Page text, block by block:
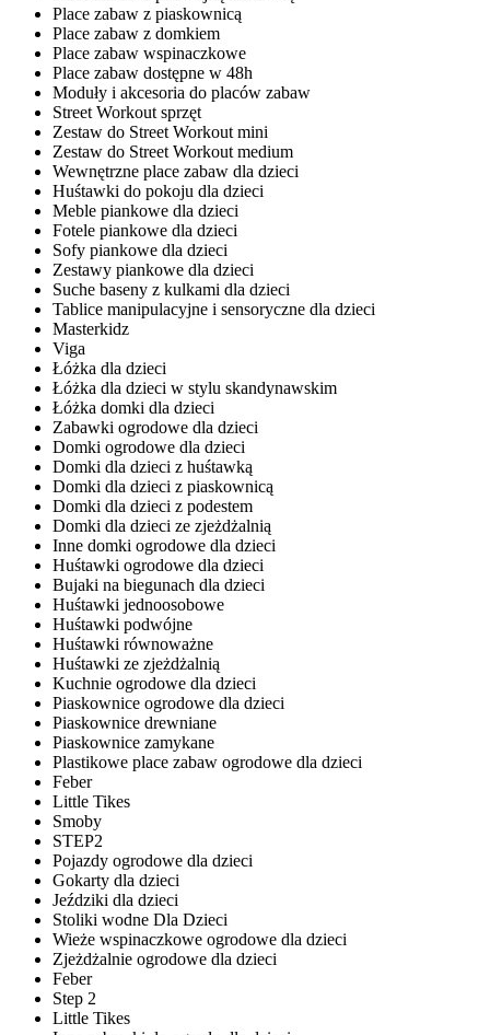
Place zabaw z piaskownicą
Place zabaw z domkiem
Place zabaw wspinaczkowe
Place zabaw dostępne w 48h
Moduły i akcesoria do placów zabaw
Street Workout sprzęt
Zestaw do Street Workout mini
Zestaw do Street Workout medium
Wewnętrzne place zabaw dla dzieci
Huśtawki do pokoju dla dzieci
Meble piankowe dla dzieci
Fotele piankowe dla dzieci
Sofy piankowe dla dzieci
Zestawy piankowe dla dzieci
Suche baseny z kulkami dla dzieci
Tablice manipulacyjne i sensoryczne dla dzieci
Masterkidz
Viga
Łóżka dla dzieci
Łóżka dla dzieci w stylu skandynawskim
Łóżka domki dla dzieci
Zabawki ogrodowe dla dzieci
Domki ogrodowe dla dzieci
Domki dla dzieci z huśtawką
Domki dla dzieci z piaskownicą
Domki dla dzieci z podestem
Domki dla dzieci ze zjeżdżalnią
Inne domki ogrodowe dla dzieci
Huśtawki ogrodowe dla dzieci
Bujaki na biegunach dla dzieci
Huśtawki jednoosobowe
Huśtawki podwójne
Huśtawki równoważne
Huśtawki ze zjeżdżalnią
Kuchnie ogrodowe dla dzieci
Piaskownice ogrodowe dla dzieci
Piaskownice drewniane
Piaskownice zamykane
Plastikowe place zabaw ogrodowe dla dzieci
Feber
Little Tikes
Smoby
STEP2
Pojazdy ogrodowe dla dzieci
Gokarty dla dzieci
Jeździki dla dzieci
Stoliki wodne Dla Dzieci
Wieże wspinaczkowe ogrodowe dla dzieci
Zjeżdżalnie ogrodowe dla dzieci
Feber
Step 2
Little Tikes